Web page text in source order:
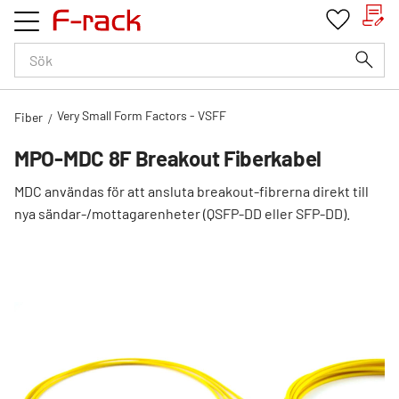
Fiber Very Small Form Factors - VSFF
MPO-MDC 8F Breakout Fiberkabel
MDC användas för att ansluta breakout-fibrerna direkt till
nya sändar-/mottagarenheter (QSFP-DD eller SFP-DD).